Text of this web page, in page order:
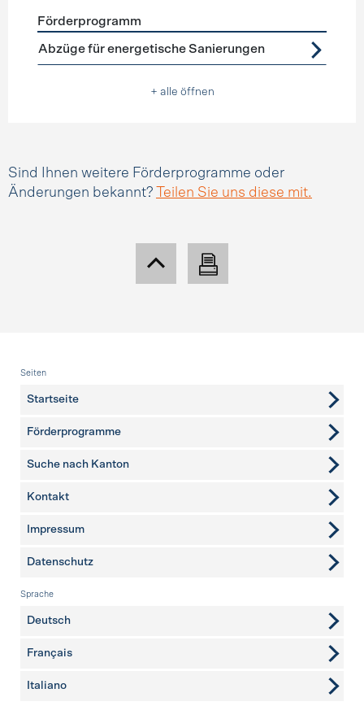
Förderprogramme Steuerabzüge
Förderprogramm
Abzüge für energetische Sanierungen
+ alle öffnen
Sind Ihnen weitere Förderprogramme oder
Änderungen bekannt?
Teilen Sie uns diese mit.
Fusszeile
Seiten
Startseite
Förderprogramme
Suche nach Kanton
weitere Seiten
Kontakt
Impressum
Datenschutz
Sprache
Deutsch
Français
Italiano